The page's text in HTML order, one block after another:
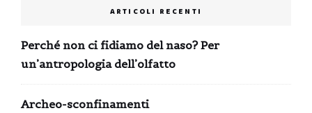
ARTICOLI RECENTI
Perché non ci fidiamo del naso? Per
un’antropologia dell’olfatto
Archeo-sconfinamenti